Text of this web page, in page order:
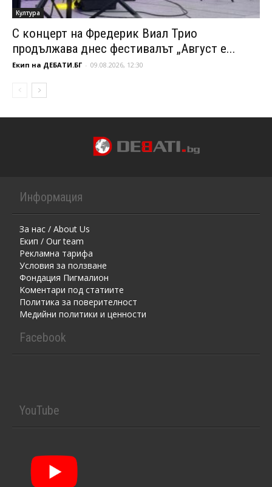
Култура
С концерт на Фредерик Виал Трио
продължава днес фестивалът „Август е...
Екип на ДЕБАТИ.БГ - 09.08.2026, 12:30
Информация
За нас / About Us
Екип / Our team
Рекламна тарифа
Условия за ползване
Фондация Пигмалион
Kоментaри под статиите
Политика за поверителност
Медийни политики и ценности
Facebook
YouTube